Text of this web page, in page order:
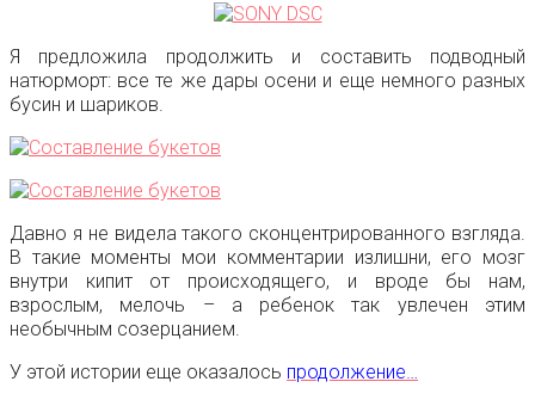
Я предложила продолжить и составить подводный
натюрморт: все те же дары осени и еще немного разных
бусин и шариков.
Давно я не видела такого сконцентрированного взгляда.
В такие моменты мои комментарии излишни, его мозг
внутри кипит от происходящего, и вроде бы нам,
взрослым, мелочь – а ребенок так увлечен этим
необычным созерцанием.
У этой истории еще оказалось продолжение…